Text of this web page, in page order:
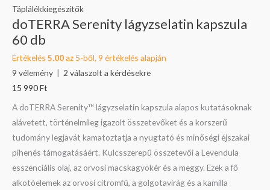
Táplálékkiegészítők
doTERRA Serenity lágyzselatin kapszula
60 db
Értékelés 5.00az 5-ből, 9 értékelés alapján
9 vélemény 2 válaszolt a kérdésekre
15 990Ft
A doTERRA Serenity™ lágyzselatin kapszula alapos kutatásoknak
alávetett, történelmileg igazolt összetevőket és a korszerű
tudomány legjavát kamatoztatja a nyugtató és minőségi éjszakai
pihenés támogatásáért. Kulcsszerepű összetevői a Levendula
esszenciális olaj, az orvosi macskagyökér és a meggy. Ezek a fő
alkotóelemek az orvosi citromfű, a golgotavirág és a kamilla